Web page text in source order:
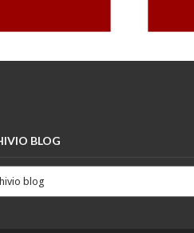
BLOG